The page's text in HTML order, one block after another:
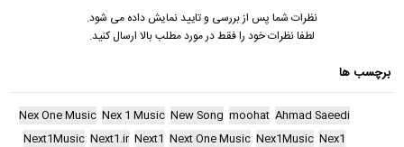
نظرات شما پس از بررسی و تایید نمایش داده می شود.
لطفا نظرات خود را فقط در مورد مطلب بالا ارسال کنید.
برچسب ها
Ahmad Saeedi
moohat
New Song
Nex 1 Music
Nex One Music
Nex1
Nex1Music
Next One Music
Next1
Next1.ir
Next1Music